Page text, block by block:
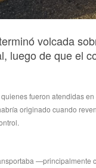
volcada
luego de que el
fueron atendidas
originado cuando